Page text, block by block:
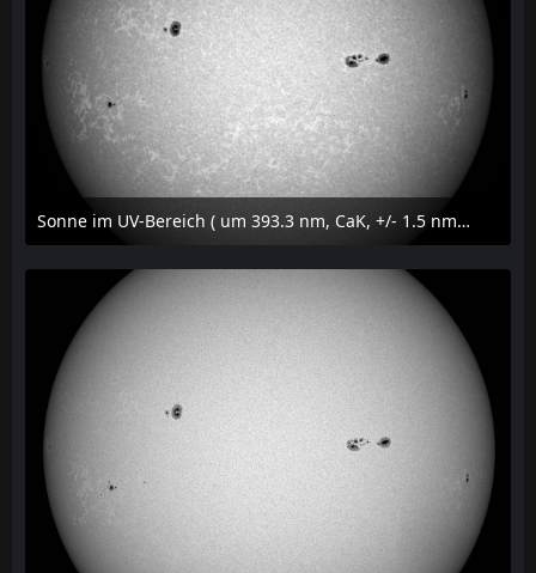
Sonne im UV-Bereich ( um 393.3 nm, CaK, +/- 1.5 nm) am 23. Juli 2026 um 16:15 MESZ
24. Juli 2026 um 20:42